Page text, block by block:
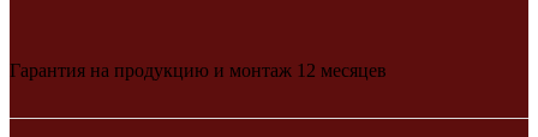
Гарантия на продукцию и монтаж 12 месяцев